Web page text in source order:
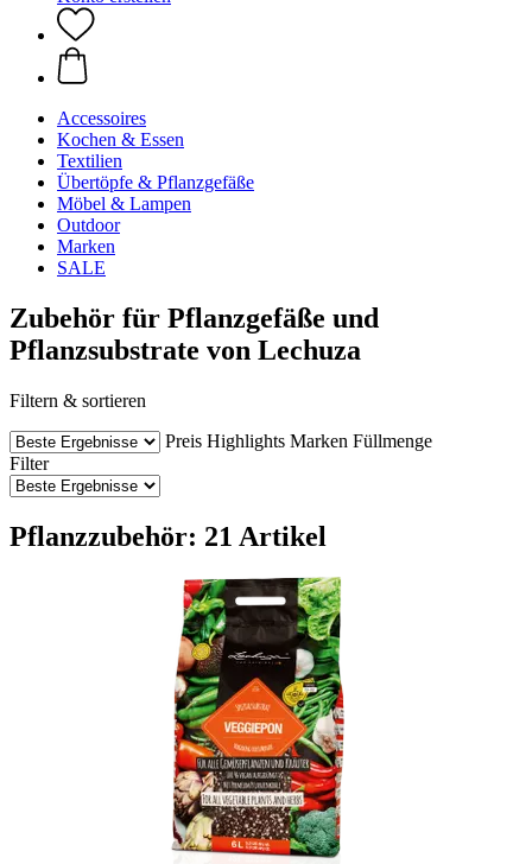
Accessoires
Kochen & Essen
Textilien
Übertöpfe & Pflanzgefäße
Möbel & Lampen
Outdoor
Marken
SALE
Zubehör für Pflanzgefäße und
Pflanzsubstrate von Lechuza
Filtern & sortieren
Preis Highlights Marken Füllmenge
Filter
Pflanzzubehör: 21 Artikel